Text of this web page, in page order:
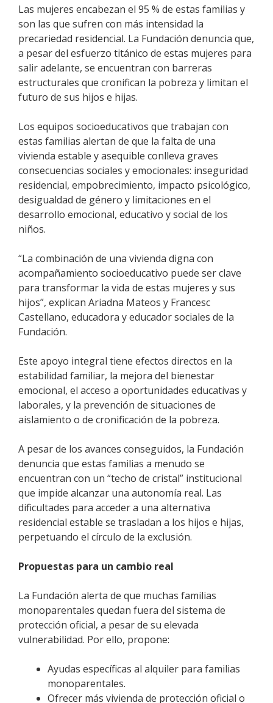
Las mujeres encabezan el 95 % de estas familias y
son las que sufren con más intensidad la
precariedad residencial. La Fundación denuncia que,
a pesar del esfuerzo titánico de estas mujeres para
salir adelante, se encuentran con barreras
estructurales que cronifican la pobreza y limitan el
futuro de sus hijos e hijas.
Los equipos socioeducativos que trabajan con
estas familias alertan de que la falta de una
vivienda estable y asequible conlleva graves
consecuencias sociales y emocionales: inseguridad
residencial, empobrecimiento, impacto psicológico,
desigualdad de género y limitaciones en el
desarrollo emocional, educativo y social de los
niños.
“La combinación de una vivienda digna con
acompañamiento socioeducativo puede ser clave
para transformar la vida de estas mujeres y sus
hijos”, explican Ariadna Mateos y Francesc
Castellano, educadora y educador sociales de la
Fundación.
Este apoyo integral tiene efectos directos en la
estabilidad familiar, la mejora del bienestar
emocional, el acceso a oportunidades educativas y
laborales, y la prevención de situaciones de
aislamiento o de cronificación de la pobreza.
A pesar de los avances conseguidos, la Fundación
denuncia que estas familias a menudo se
encuentran con un “techo de cristal” institucional
que impide alcanzar una autonomía real. Las
dificultades para acceder a una alternativa
residencial estable se trasladan a los hijos e hijas,
perpetuando el círculo de la exclusión.
Propuestas para un cambio real
La Fundación alerta de que muchas familias
monoparentales quedan fuera del sistema de
protección oficial, a pesar de su elevada
vulnerabilidad. Por ello, propone:
Ayudas específicas al alquiler para familias
monoparentales.
Ofrecer más vivienda de protección oficial o